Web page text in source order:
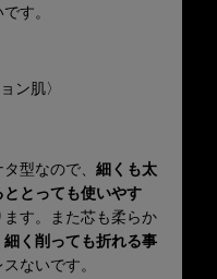
す。
ン肌〉
タ型なので、細くも太
ととっても使いやす
す。また芯も柔らか
細く削っても折れる事
ないです。